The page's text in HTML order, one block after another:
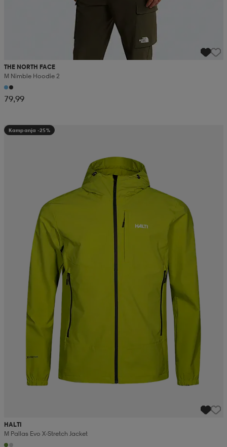
THE NORTH FACE
M Nimble Hoodie 2
79,99
Kampanja -25%
HALTI
M Pallas Evo X-Stretch Jacket